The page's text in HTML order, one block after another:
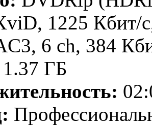
1225 Кбит/
6 ch, 384
1.37 ГБ